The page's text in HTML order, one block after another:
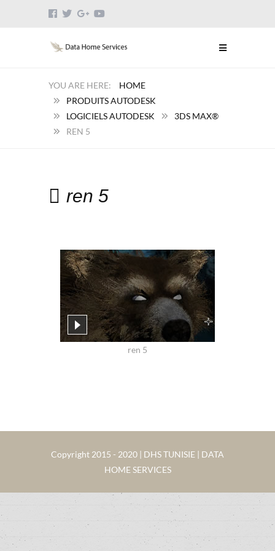
HOME
PRODUITS AUTODESK
LOGICIELS AUTODESK
3DS MAX®
REN 5
ren 5
ren 5
Copyright 2015 - 2020 | DHS TUNISIE | DATA
HOME SERVICES